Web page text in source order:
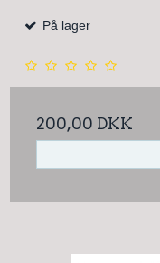
På lager
200,00 DKK